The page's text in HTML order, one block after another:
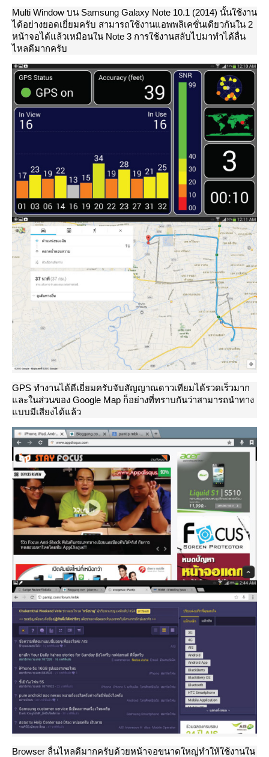
Multi Window บน Samsung Galaxy Note 10.1 (2014) นั้นใช้งาน
ได้อย่างยอดเยี่ยมครับ สามารถใช้งานแอพพลิเคชั่นเดียวกันใน 2
หน้าจอได้แล้วเหมือนใน Note 3 การใช้งานสลับไปมาทำได้ลื่น
ไหลดีมากครับ
GPS ทำงานได้ดีเยี่ยมครับจับสัญญาณดาวเทียมได้รวดเร็วมาก
ละในส่วนของ Google Map ก็อย่างที่ทราบกันว่าสามารถนำทาง
บบมีเสียงได้แล้ว
Browser ลื่นไหลดีมากครับด้วยหน้าจอขนาดใหญ่ทำให้ใช้งานใน